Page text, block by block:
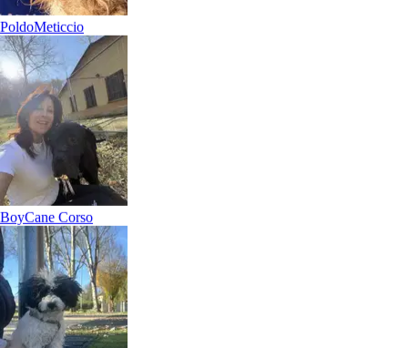
15 €da
PoldoMeticcio
BoyCane Corso